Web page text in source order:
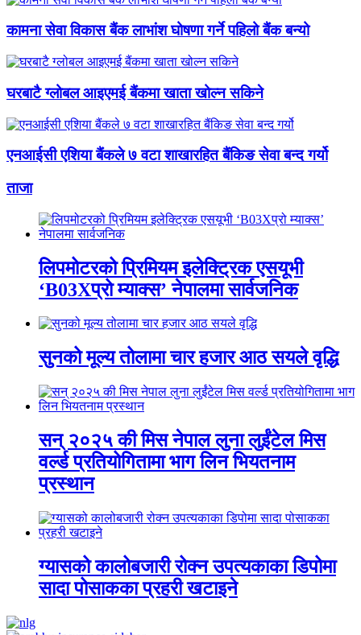
कामना सेवा विकास बैंक लाभांश घोषणा गर्ने पहिलो बैंक बन्यो
घरबाटै ग्लोबल आइएमई बैंकमा खाता खोल्न सकिने
एनआईसी एशिया बैंकले ७ वटा शाखारहित बैंकिङ सेवा बन्द गर्यो
ताजा
लिपमोटरको प्रिमियम इलेक्ट्रिक एसयूभी
‘B03Xप्रो म्याक्स’ नेपालमा सार्वजनिक
सुनको मूल्य तोलामा चार हजार आठ सयले वृद्धि
सन् २०२५ की मिस नेपाल लुना लुईंटेल मिस
वर्ल्ड प्रतियोगितामा भाग लिन भियतनाम
प्रस्थान
ग्यासको कालोबजारी रोक्न उपत्यकाका डिपोमा
सादा पोसाकका प्रहरी खटाइने